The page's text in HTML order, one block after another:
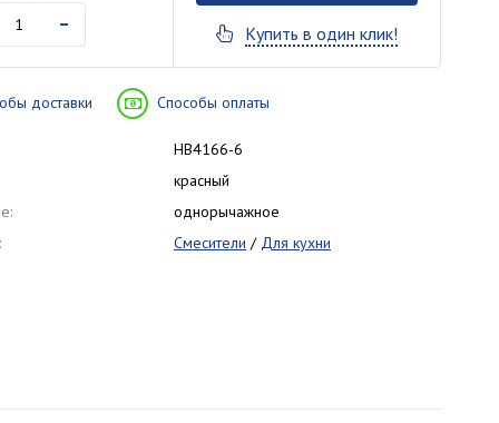
- Купить в один клик!
доставки Способы оплаты
HB4166-6
красный
однорычажное
Смесители / Для кухни